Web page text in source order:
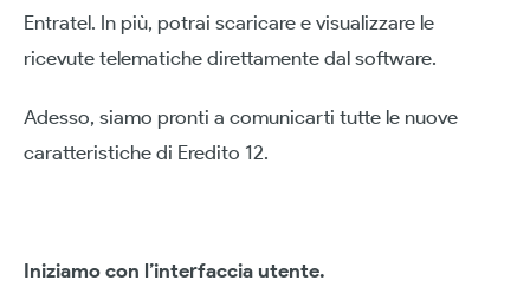
Entratel. In più, potrai scaricare e visualizzare le
ricevute telematiche direttamente dal software.
Adesso, siamo pronti a comunicarti tutte le nuove
caratteristiche di Eredito 12.
Iniziamo con l’interfaccia utente.